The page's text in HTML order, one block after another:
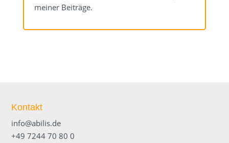
meiner Beiträge.
Kontakt
info@abilis.de
+49 7244 70 80 0